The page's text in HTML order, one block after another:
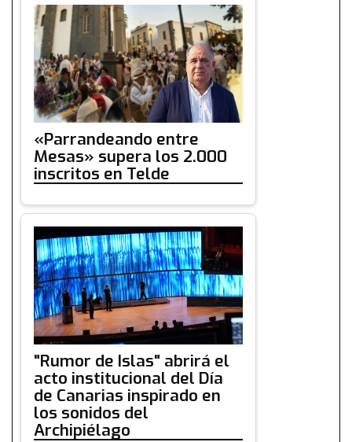
«Parrandeando entre
Mesas» supera los 2.000
inscritos en Telde
"Rumor de Islas" abrirá el
acto institucional del Día
de Canarias inspirado en
los sonidos del
Archipiélago